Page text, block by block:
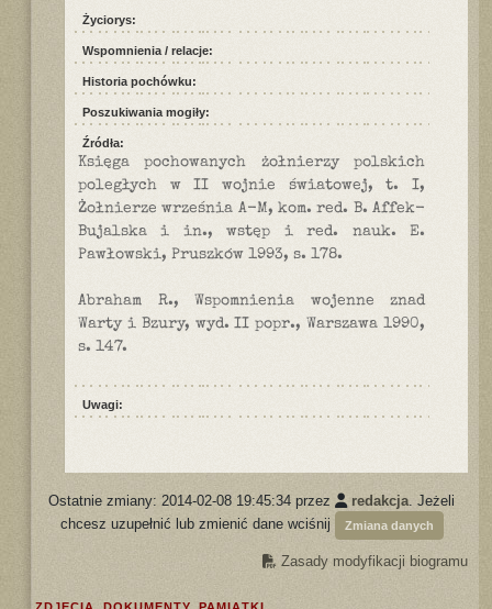
Życiorys:
Wspomnienia / relacje:
Historia pochówku:
Poszukiwania mogiły:
Źródła:
Księga pochowanych żołnierzy polskich
poległych w II wojnie światowej, t. I,
Żołnierze września A-M, kom. red. B. Affek-
Bujalska i in., wstęp i red. nauk. E.
Pawłowski, Pruszków 1993, s. 178.
Abraham R., Wspomnienia wojenne znad
Warty i Bzury, wyd. II popr., Warszawa 1990,
s. 147.
Uwagi:
Ostatnie zmiany: 2014-02-08 19:45:34 przez redakcja. Jeżeli
chcesz uzupełnić lub zmienić dane wciśnij
Zmiana danych
Zasady modyfikacji biogramu